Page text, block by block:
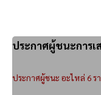
ประกาศผู้ชนะการเ
ประกาศผู้ชนะ อะไหล่ 6 ร